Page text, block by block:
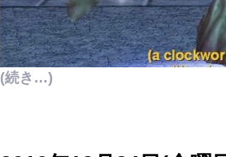
(続き…)